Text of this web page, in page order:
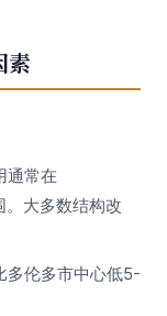
素
通常在
大多数结构改
多伦多市中心低5-